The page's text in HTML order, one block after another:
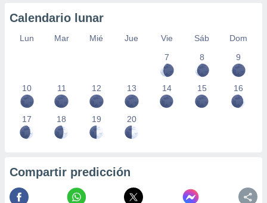
Calendario lunar
Lun Mar Mié Jue Vie Sáb
Dom
7
8 9
10 11 12 13 14 15 16
17 18 19 20
Compartir predicción